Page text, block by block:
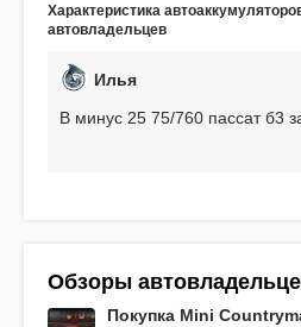
EFB 75. Судя по
превосходит предыдущую
Характеристика
автовладельцев
Илья
В минус 25 75/760 пассат б3
Обзоры
Покупка Mini